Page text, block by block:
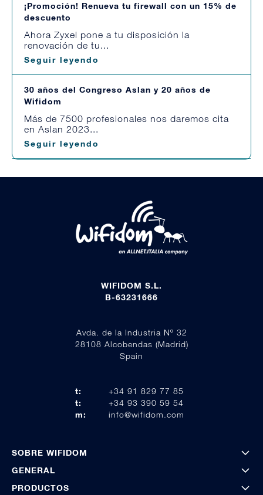
¡Promoción! Renueva tu firewall con un 15% de
descuento
Ahora Zyxel pone a tu disposición la
renovación de tu...
Seguir leyendo
30 años del Congreso Aslan y 20 años de
Wifidom
Más de 7500 profesionales nos daremos cita
en Aslan 2023...
Seguir leyendo
WIFIDOM S.L.
B-63231666
Avda. de la Industria Nº 32
28108 Alcobendas (Madrid)
Spain
t:
+34 91 829 77 85
t:
+34 93 390 59 54
m:
info@wifidom.com
SOBRE WIFIDOM
GENERAL
PRODUCTOS